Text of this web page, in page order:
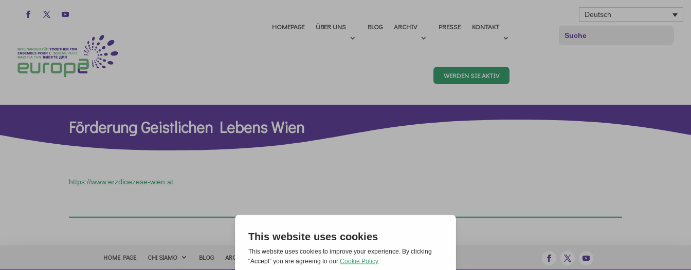
Deutsch
HOMEPAGE ÜBER UNS BLOG ARCHIV PRESSE KONTAKT
WERDEN SIE AKTIV
Förderung Geistlichen Lebens Wien
https://www.erzdioezese-wien.at
HOME PAGE CHI SIAMO BLOG ARCHIVIO CONTATTI ATTÌVATI